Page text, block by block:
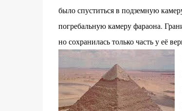
было спуститься в подземную
погребальную камеру фараона.
но сохранилась только часть у её